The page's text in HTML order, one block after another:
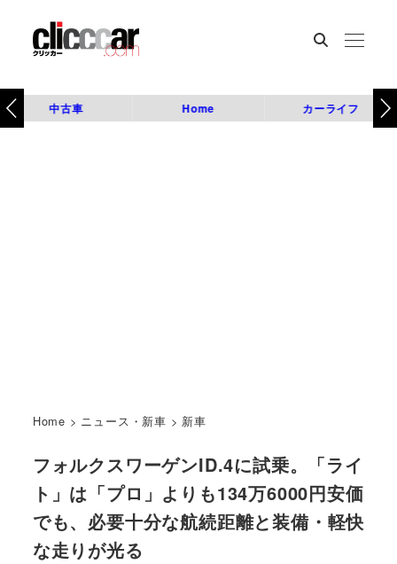
中古車 Home カーライフ
Home > ニュース・新車 > 新車
フォルクスワーゲンID.4に試乗。「ライ
ト」は「プロ」よりも134万6000円安価
でも、必要十分な航続距離と装備・軽快
な走りが光る